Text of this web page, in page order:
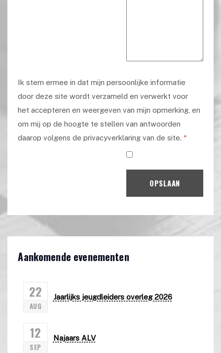
Ik stem ermee in dat mijn persoonlijke informatie
door deze site wordt verzameld en verwerkt voor
het accepteren en weergeven van mijn opmerking, en
om mij op de hoogte te stellen van antwoorden
daarop volgens de privacyverklaring van de site. *
OPSLAAN
Aankomende evenementen
22
AUG
Jaarlijks jeugdleiders overleg 2026
12
SEP
Najaars ALV